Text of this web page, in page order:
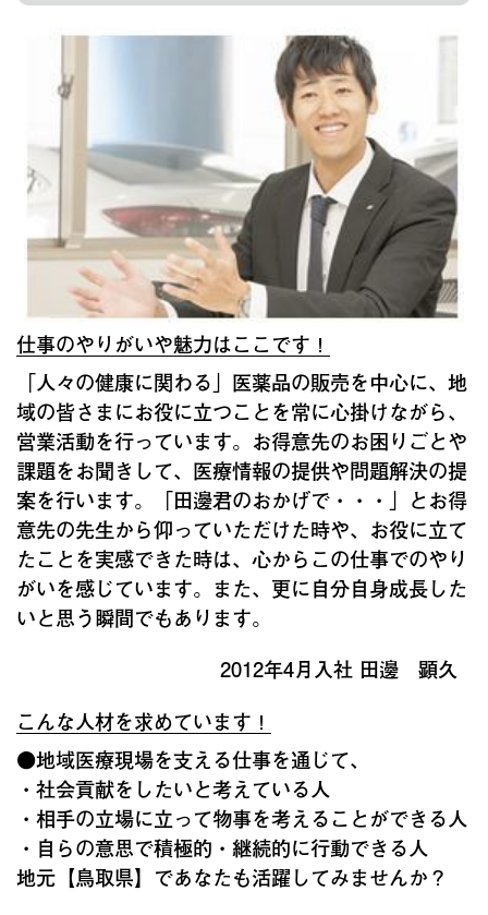
仕事のやりがいや魅力はここです！
「人々の健康に関わる」医薬品の販売を中心に、地
域の皆さまにお役に立つことを常に心掛けながら、
営業活動を行っています。お得意先のお困りごとや
課題をお聞きして、医療情報の提供や問題解決の提
案を行います。「田邊君のおかげで・・・」とお得
意先の先生から仰っていただけた時や、お役に立て
たことを実感できた時は、心からこの仕事でのやり
がいを感じています。また、更に自分自身成長した
いと思う瞬間でもあります。
2012年4月入社 田邊 顕久
こんな人材を求めています！
●地域医療現場を支える仕事を通じて、
・社会貢献をしたいと考えている人
・相手の立場に立って物事を考えることができる人
・自らの意思で積極的・継続的に行動できる人
地元【鳥取県】であなたも活躍してみませんか？